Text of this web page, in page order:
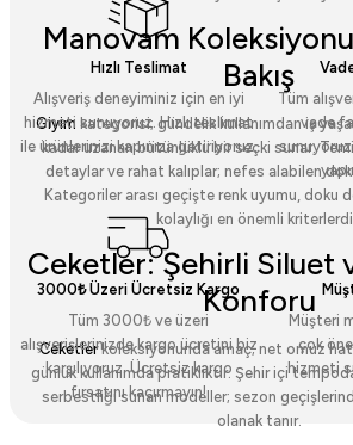
Manovam
Bakış
Giyim kategorisi; gündelik kullanımdan iş
kadar uzanan bütünlüklü bir seçki sunar.
detaylar ve rahat kalıplar; nefes alabilen
Kategoriler arası geçişte renk uyumu, doku
kolaylığı en önemli
Ceketler: Şehirli Siluet
Konforu
Ceketlerkoleksiyonunda amaç; net omuz
günlük kullanımda pratikliktir. Şehir içi
serbestliği sunan modeller; sezon
olanak tanır.
Hızlı Teslimat
Alışveriş deneyiminiz için en iyi
hizmeti sunuyoruz. Hızlı teslimat
ile ürünlerinizi kapınıza getiriyoruz.
Tüm
vade
3000₺ Üzeri Ücretsiz Kargo
Tüm 3000₺ ve üzeri
alışverişlerinizde kargo ücretini biz
karşılıyoruz. Ücretsiz kargo
fırsatını kaçırmayın!
Müşteri
çok
hizmeti